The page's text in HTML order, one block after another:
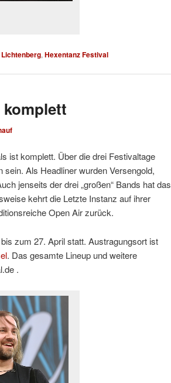
, Hexentanz Festival
komplett
ist komplett. Über die drei Festivaltage
Als Headliner wurden Versengold,
jenseits der drei „großen“ Bands hat das
kehrt die Letzte Instanz auf ihrer
Open Air zurück.
zum 27. April statt. Austragungsort ist
. Das gesamte Lineup und weitere
.